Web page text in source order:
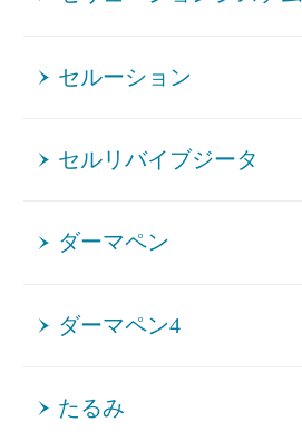
セルーション
セルリバイブジータ
ダーマペン
ダーマペン4
たるみ